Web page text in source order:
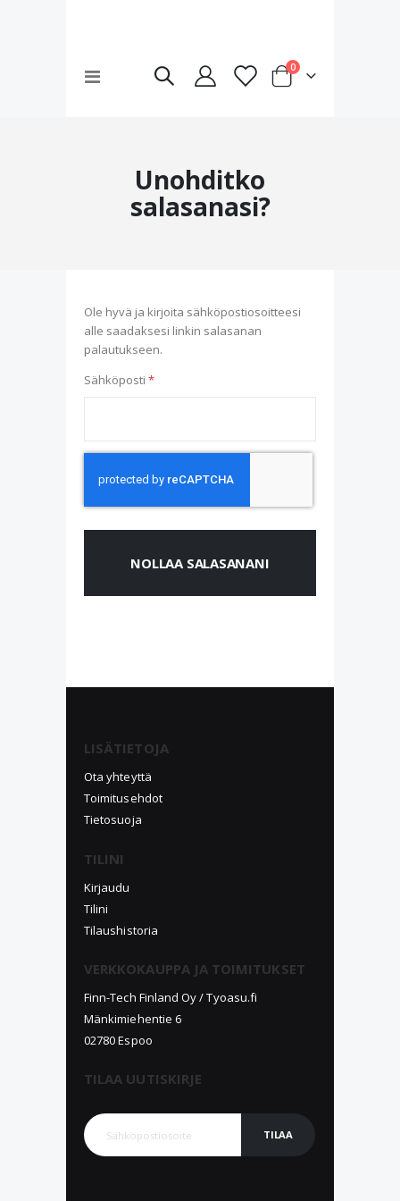
Toggle
Cart
0tuotteet
Unohditko
salasanasi?
Ole hyvä ja kirjoita sähköpostiosoitteesi
alle saadaksesi linkin salasanan
palautukseen.
Sähköposti
NOLLAA SALASANANI
LISÄTIETOJA
Ota yhteyttä
Toimitusehdot
Tietosuoja
TILINI
Kirjaudu
Tilini
Tilaushistoria
VERKKOKAUPPA JA TOIMITUKSET
Finn-Tech Finland Oy / Tyoasu.fi
Mänkimiehentie 6
02780 Espoo
TILAA UUTISKIRJE
TILAA